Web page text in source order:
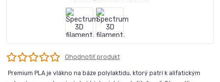
Ohodnotiť produkt
Premium PLA je vlákno na báze polylaktidu, ktorý patrí k alifatickým